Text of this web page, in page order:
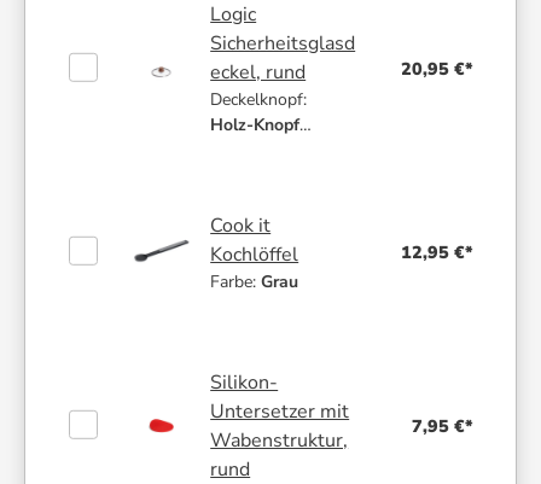
Logic
Sicherheitsglasd
eckel, rund
Deckelknopf:
Holz-Knopf
20,95 €*
Cook it
Kochlöffel
Farbe:Grau
12,95 €*
Silikon-
Untersetzer mit
Wabenstruktur,
rund
7,95 €*